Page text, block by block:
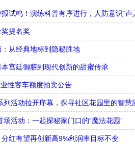
试鸣！演练科普有序进行，人防意识“声
提名奖
从经典地标到隐秘胜地
宫廷御膳到现代创新的甜蜜传承
性客车额度拍卖公告
列活动拉开序幕，探寻社区花园里的智慧
活动：一起探秘家门口的“魔法花园”
红有望再创新高9%利润率目标不变